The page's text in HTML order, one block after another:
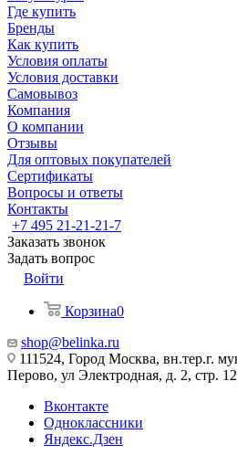
Где купить
Бренды
Как купить
Условия оплаты
Условия доставки
Самовывоз
Компания
О компании
Отзывы
Для оптовых покупателей
Сертификаты
Вопросы и ответы
Контакты
+7 495 21-21-21-7
Заказать звонок
Задать вопрос
Войти
Корзина0
shop@belinka.ru
111524, Город Москва, вн.тер.г.
Перово, ул Электродная, д. 2, стр.
Вконтакте
Одноклассники
Яндекс.Дзен